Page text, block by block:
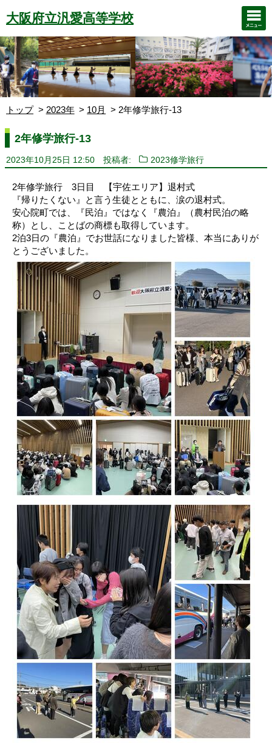
大阪府立汎愛高等学校
トップ 2023年 10月 2年修学旅行-13
2年修学旅行-13
2023年10月25日 12:50 投稿者: 2023修学旅行
2年修学旅行 3日目 【宇佐エリア】退村式
『帰りたくない』と言う生徒とともに、涙の退村式。
安心院町では、『民泊』ではなく『農泊』（農村民泊の略
称）とし、ことばの商標も取得しています。
2泊3日の『農泊』でお世話になりました皆様、本当にありが
とうございました。